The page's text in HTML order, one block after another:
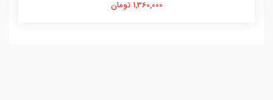
1,360,000 تومان